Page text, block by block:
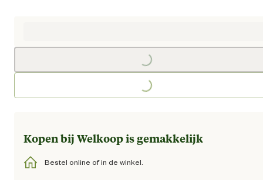
Loading...
Loading...
Kopen bij Welkoop is gemakkelijk
Bestel online of in de winkel.